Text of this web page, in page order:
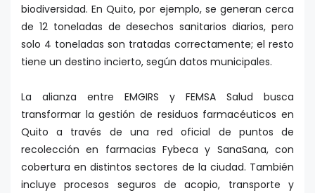
biodiversidad. En Quito, por ejemplo, se generan cerca
de 12 toneladas de desechos sanitarios diarios, pero
solo 4 toneladas son tratadas correctamente; el resto
tiene un destino incierto, según datos municipales.
La alianza entre EMGIRS y FEMSA Salud busca
transformar la gestión de residuos farmacéuticos en
Quito a través de una red oficial de puntos de
recolección en farmacias Fybeca y SanaSana, con
cobertura en distintos sectores de la ciudad. También
incluye procesos seguros de acopio, transporte y